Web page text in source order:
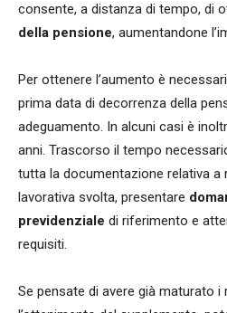
consente, a distanza di tempo, di
della pensione, aumentandone
Per ottenere l’aumento è
prima data di decorrenza della
adeguamento. In alcuni casi è
anni. Trascorso il tempo
tutta la documentazione relativa a
lavorativa svolta, presentare
previdenziale di riferimento e
requisiti.
Se pensate di avere già maturato i